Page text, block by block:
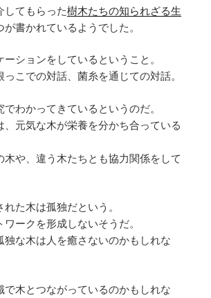
してもらった樹木たちの知られざる生
書かれているようでした。
ションをしているということ。
こでの対話、菌糸を通じての対話。
わかってきているというのだ。
、元気な木が栄養を分かち合っている
木や、違う木たちとも協力関係をして
た木は孤独だという。
ークを形成しないそうだ。
独な木は人を癒さないのかもしれな
で木とつながっているのかもしれな